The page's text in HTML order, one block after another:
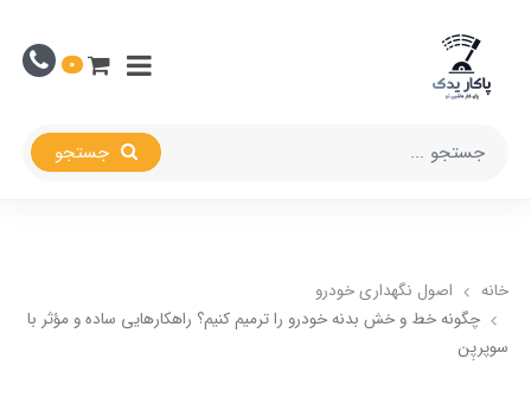
0
خانه
اصول نگهداری خودرو
چگونه خط و خش بدنه خودرو را ترمیم کنیم؟ راهکارهایی ساده و مؤثر با
سوپرپِن ​